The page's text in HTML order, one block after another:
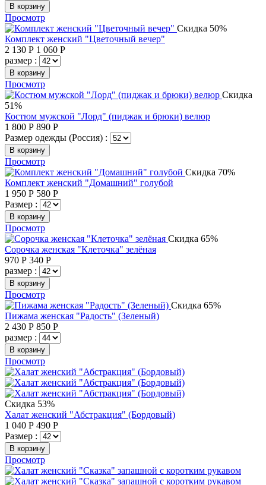
В корзину
Просмотр
Скидка 50%
Комплект женский "Цветочный вечер"
2 130 Р 1 060 Р
размер :
В корзину
Просмотр
Скидка
51%
Костюм мужской "Лорд" (пиджак и брюки) велюр
1 800 Р 890 Р
Размер одежды (Россия) :
В корзину
Просмотр
Скидка 70%
Комплект женский "Домашний" голубой
1 950 Р 580 Р
Размер :
В корзину
Просмотр
Скидка 65%
Сорочка женская "Клеточка" зелёная
970 Р 340 Р
размер :
В корзину
Просмотр
Скидка 65%
Пижама женская "Радость" (Зеленый)
2 430 Р 850 Р
размер :
В корзину
Просмотр
Скидка 53%
Халат женский "Абстракция" (Бордовый)
1 040 Р 490 Р
Размер :
В корзину
Просмотр